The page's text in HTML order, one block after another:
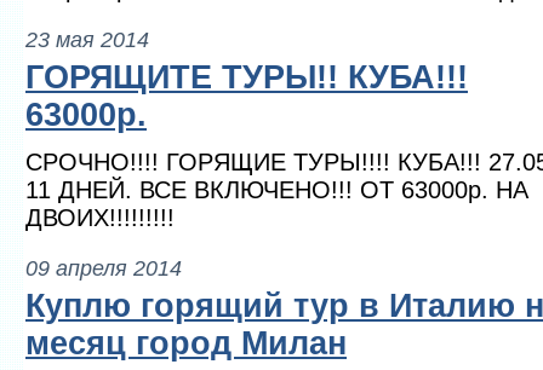
23 мая 2014
ГОРЯЩИТЕ ТУРЫ!! КУБА!!!
63000р.
СРОЧНО!!!! ГОРЯЩИЕ ТУРЫ!!!! КУБА!!!
11 ДНЕЙ. ВСЕ ВКЛЮЧЕНО!!! ОТ 63000р. НА
ДВОИХ!!!!!!!!!
09 апреля 2014
Куплю горящий тур в Италию
месяц город Милан